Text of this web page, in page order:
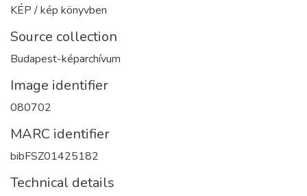
KÉP / kép könyvben
Source collection
Budapest-képarchívum
Image identifier
080702
MARC identifier
bibFSZ01425182
Technical details